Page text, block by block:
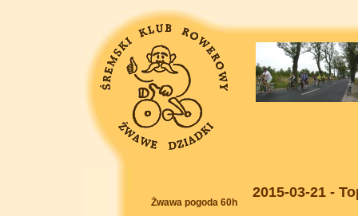
Żwawa pogoda 60h
2015-03-21 -